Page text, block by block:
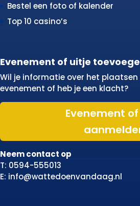
Bestel een foto of kalender
Top 10 casino’s
Evenement of uitje
Wil je informatie over het plaatsen
evenement of heb je een klacht?
Evenement
Neem contact op
T: 0594-555013
E: info@wattedoenvandaag.nl